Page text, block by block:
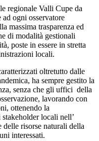
regionale Valli Cupe da
ogni osservatore
massima trasparenza ed
di modalità gestionali
poste in essere in stretta
locali.
oltretutto dalle
ha sempre gestito la
senza che gli uffici della
lavorando con
ottenendo la
locali nell’
delle risorse naturali della
interessati.